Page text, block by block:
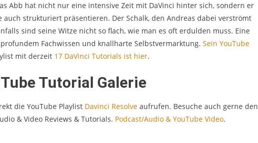
Abb hat nicht nur eine intensive Zeit mit DaVinci hinter sich, sondern er
auch strukturiert präsentieren. Der Schalk, den Andreas dabei verströmt
sind seine Witze nicht so flach, wie man es oft erdulden muss. Eine
Fachwissen und knallharte Selbstvermarktung. Sein YouTube
mit derzeit 17 DaVinci Tutorials ist hier.
Tutorial Galerie
die YouTube Playlist Davinci Resolve aufrufen. Besuche auch gerne den
& Video Reviews & Tutorials. Podcast/Audio & YouTube Video.